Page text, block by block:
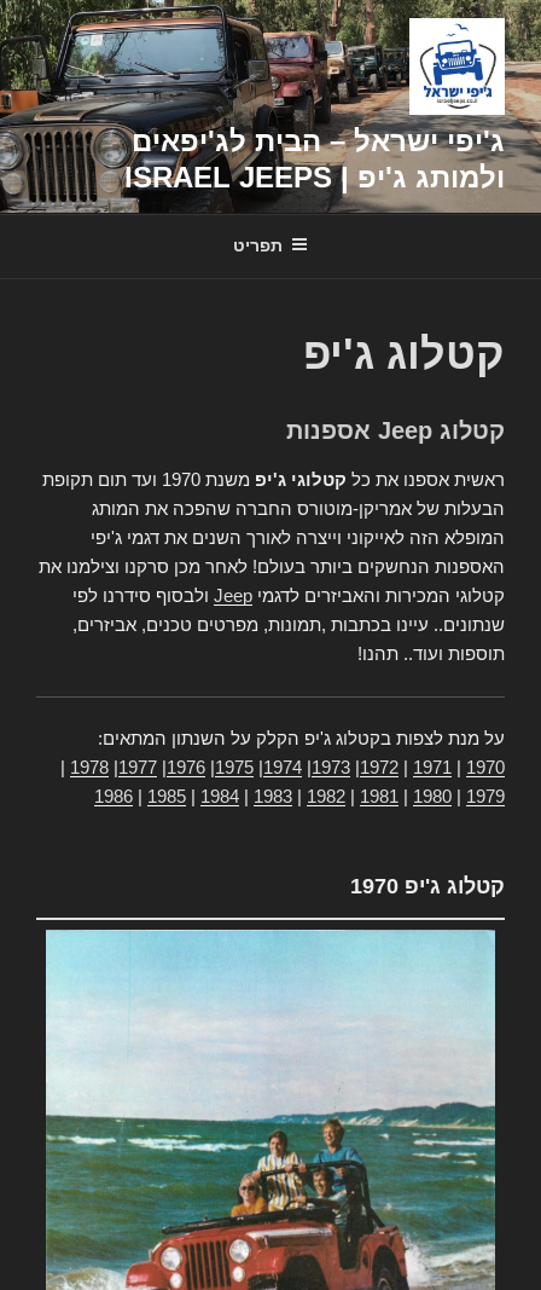
דילוג
לתוכן
ג'יפי ישראל – הבית לג'יפאים
ולמותג ג'יפ | ISRAEL JEEPS
תפריט
קטלוג ג'יפ
קטלוג Jeep אספנות
ראשית אספנו את כל קטלוגי ג'יפ
משנת 1970 ועד תום תקופת
הבעלות של אמריקן-מוטורס החברה שהפכה את המותג
המופלא הזה לאייקוני וייצרה לאורך השנים את דגמי ג'יפי
האספנות הנחשקים ביותר בעולם! לאחר מכן סרקנו וצילמנו את
קטלוגי המכירות והאביזרים לדגמי Jeep ולבסוף סידרנו לפי
שנתונים.. עיינו בכתבות ,תמונות, מפרטים טכנים, אביזרים,
תוספות ועוד.. תהנו!
על מנת לצפות בקטלוג ג'יפ הקלק על השנתון המתאים:
1970
1971
1972
1973
1974
1975
1976
1977
1978
1979
1980
1981
1982
1983
1984
1985
1986
קטלוג ג'יפ 1970